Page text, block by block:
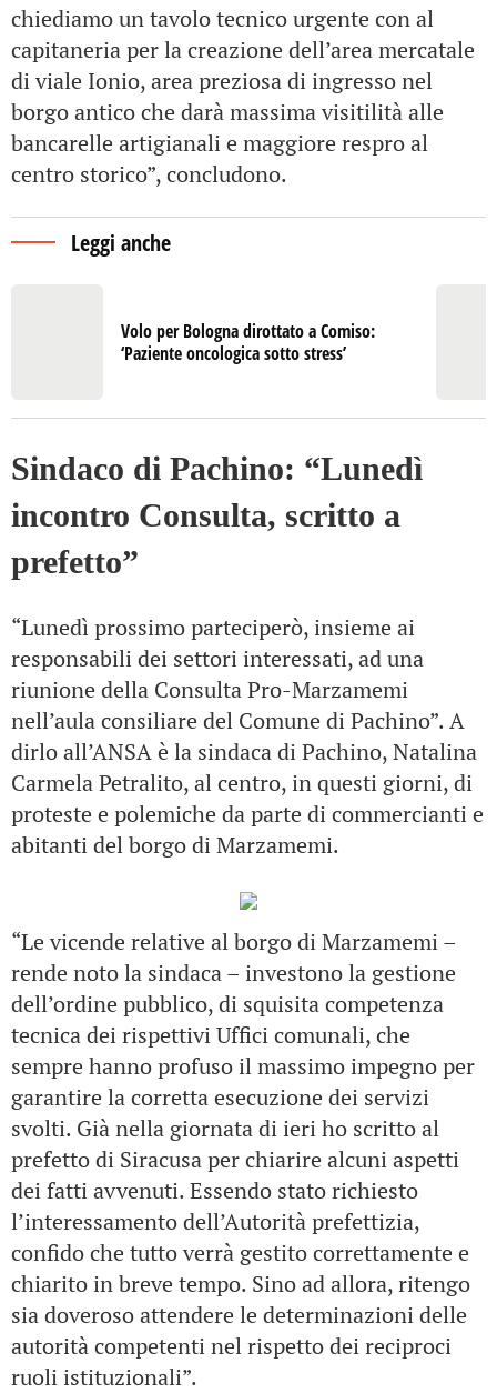
chiediamo un tavolo tecnico urgente con al
capitaneria per la creazione dell’area mercatale
di viale Ionio, area preziosa di ingresso nel
borgo antico che darà massima visitilità alle
bancarelle artigianali e maggiore respro al
centro storico”, concludono.
Leggi anche
Volo per Bologna dirottato a Comiso:
‘Paziente oncologica sotto stress’
Sindaco di Pachino: “Lunedì
incontro Consulta, scritto a
prefetto”
“Lunedì prossimo parteciperò, insieme ai
responsabili dei settori interessati, ad una
riunione della Consulta Pro-Marzamemi
nell’aula consiliare del Comune di Pachino”. A
dirlo all’ANSA è la sindaca di Pachino, Natalina
Carmela Petralito, al centro, in questi giorni, di
proteste e polemiche da parte di commercianti e
abitanti del borgo di Marzamemi.
“Le vicende relative al borgo di Marzamemi –
rende noto la sindaca – investono la gestione
dell’ordine pubblico, di squisita competenza
tecnica dei rispettivi Uffici comunali, che
sempre hanno profuso il massimo impegno per
garantire la corretta esecuzione dei servizi
svolti. Già nella giornata di ieri ho scritto al
prefetto di Siracusa per chiarire alcuni aspetti
dei fatti avvenuti. Essendo stato richiesto
l’interessamento dell’Autorità prefettizia,
confido che tutto verrà gestito correttamente e
chiarito in breve tempo. Sino ad allora, ritengo
sia doveroso attendere le determinazioni delle
autorità competenti nel rispetto dei reciproci
ruoli istituzionali”.